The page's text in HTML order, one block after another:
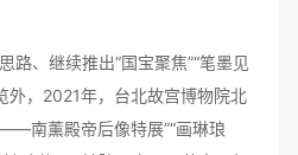
、继续推出“国宝聚焦”“笔墨见
外，2021年，台北故宫博物院北
南薰殿帝后像特展”“画琳琅